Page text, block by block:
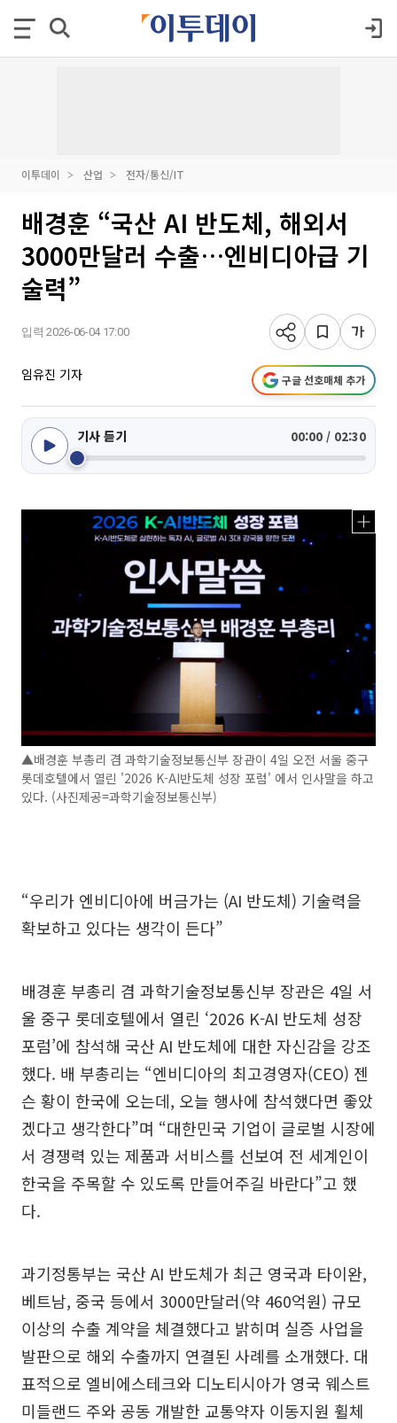
이투데이 산업 전자/통신/IT
배경훈 “국산 AI 반도체, 해외서
3000만달러 수출…엔비디아급 기
술력”
입력 2026-06-04 17:00
임유진 기자 구글 선호매체 추가
기사 듣기 00:00 / 02:30
▲배경훈 부총리 겸 과학기술정보통신부 장관이 4일 오전 서울 중구
롯데호텔에서 열린 '2026 K-AI반도체 성장 포럼' 에서 인사말을 하고
있다. (사진제공=과학기술정보통신부)
“우리가 엔비디아에 버금가는 (AI 반도체) 기술력을
확보하고 있다는 생각이 든다”
배경훈 부총리 겸 과학기술정보통신부 장관은 4일 서
울 중구 롯데호텔에서 열린 ‘2026 K-AI 반도체 성장
포럼’에 참석해 국산 AI 반도체에 대한 자신감을 강조
했다. 배 부총리는 “엔비디아의 최고경영자(CEO) 젠
슨 황이 한국에 오는데, 오늘 행사에 참석했다면 좋았
겠다고 생각한다”며 “대한민국 기업이 글로벌 시장에
서 경쟁력 있는 제품과 서비스를 선보여 전 세계인이
한국을 주목할 수 있도록 만들어주길 바란다”고 했
다.
과기정통부는 국산 AI 반도체가 최근 영국과 타이완,
베트남, 중국 등에서 3000만달러(약 460억원) 규모
이상의 수출 계약을 체결했다고 밝히며 실증 사업을
발판으로 해외 수출까지 연결된 사례를 소개했다. 대
표적으로 엘비에스테크와 디노티시아가 영국 웨스트
미들랜드 주와 공동 개발한 교통약자 이동지원 휠체